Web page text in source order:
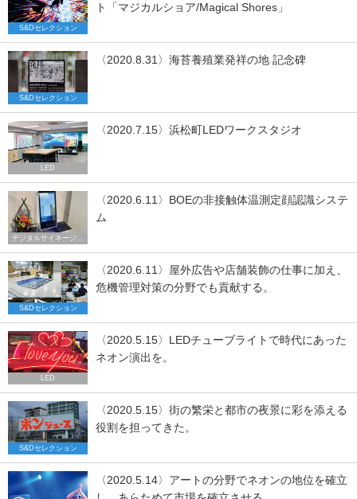
S&Dセレクション
ト「マジカルショア/Magical Shores」
S&Dセレクション
〈2020.8.31〉海苔養殖業発祥の地 記念碑
LED
〈2020.7.15〉浜松町LEDワークスタジオ
デジタルサイネージ トレンド
〈2020.6.11〉BOEの非接触体温測定顔認識システ
ム
S&Dセレクション
〈2020.6.11〉屋外広告や店舗装飾の仕事に加え、
危機管理対策の分野でも貢献する。
LED
〈2020.5.15〉LEDチューブライトで時代にあった
ネオン演出を。
S&Dセレクション
〈2020.5.15〉街の繁栄と都市の夜景に彩を添える
役割を担ってきた。
〈2020.5.14〉アートの分野でネオンの地位を確立